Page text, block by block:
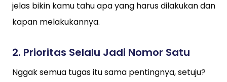
jelas bikin kamu tahu apa yang harus dilakukan dan
kapan melakukannya.
2. Prioritas Selalu Jadi Nomor Satu
Nggak semua tugas itu sama pentingnya, setuju?